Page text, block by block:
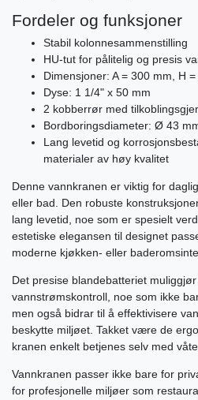
Fordeler og funksjoner
Stabil kolonnesammenstilling
HU-tut for pålitelig og presis
Dimensjoner: A = 300 mm, H
Dyse: 1 1/4" x 50 mm
2 kobberrør med
Bordboringsdiameter: Ø 43
Lang levetid og
materialer av høy kvalitet
Denne vannkranen er viktig for
eller bad. Den robuste
lang levetid, noe som er spesielt
estetiske elegansen til designet
moderne kjøkken- eller
Det presise blandebatteriet
vannstrømskontroll, noe som ikke
men også bidrar til å effektivisere
beskytte miljøet. Takket være de
kranen enkelt betjenes selv med
Vannkranen passer ikke bare for
for profesjonelle miljøer som